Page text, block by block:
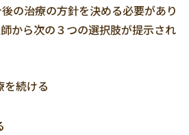
の治療の方針を決める必要があり
から次の３つの選択肢が提示され
を続ける